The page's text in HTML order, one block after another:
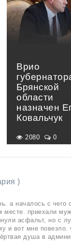
Врио
Брянской
области
назначен
Ковальчук
2080 0
)
а началось с чего
месте. приехали
асфальт, но с
и вот мне
душа в